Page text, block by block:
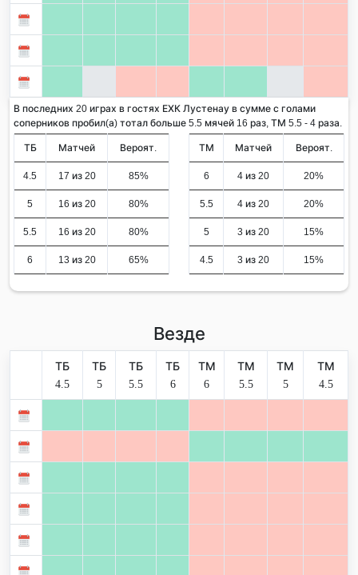
В последних 20 играх в гостях ЕХК Лустенау в сумме с голами
соперников пробил(а) тотал больше 5.5 мячей 16 раз, ТМ 5.5 - 4 раза.
ТБ Матчей Вероят.
4.5 17 из 20 85%
5 16 из 20 80%
5.5 16 из 20 80%
6 13 из 20 65%
ТМ Матчей Вероят.
6 4 из 20 20%
5.5 4 из 20 20%
5 3 из 20 15%
4.5 3 из 20 15%
Везде
ТБ
4.5
ТБ
5
ТБ
5.5
ТБ
6
ТМ
6
ТМ
5.5
ТМ
5
ТМ
4.5